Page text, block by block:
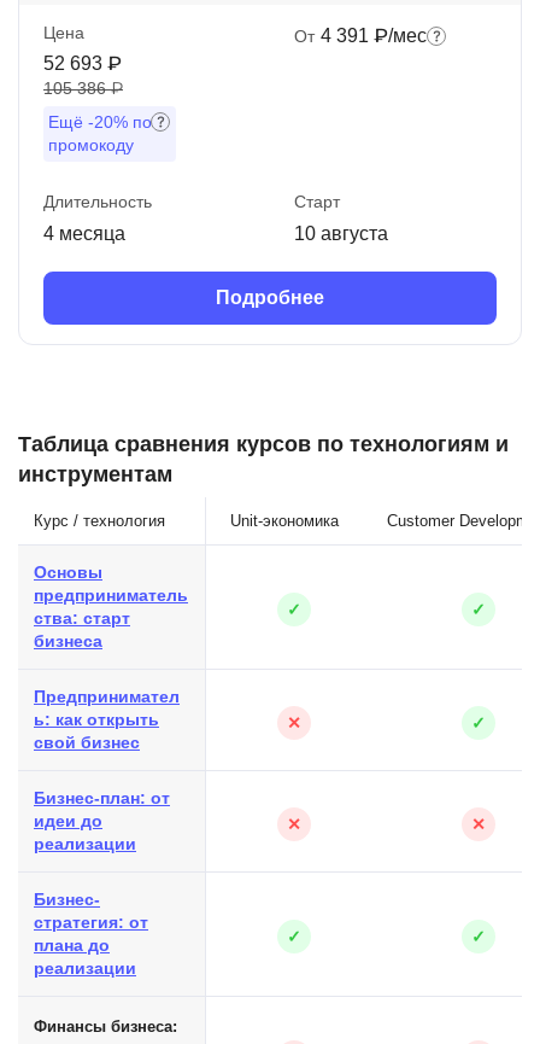
Цена
52 693 ₽
105 386 ₽
Ещё -20% по
промокоду
От 4 391 ₽/мес
Длительность
4 месяца
Старт
10 августа
Подробнее
Таблица сравнения курсов по технологиям и
инструментам
Курс / технология Unit-экономика Customer
Основы
предприниматель
ства: старт
бизнеса
✓ ✓
Предпринимател
ь: как открыть
свой бизнес
✕ ✓
Бизнес-план: от
идеи до
реализации
✕ ✕
Бизнес-
стратегия: от
плана до
реализации
✓ ✓
Финансы бизнеса: